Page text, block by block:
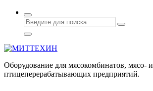
Оборудование для мясокомбинатов, мясо- и
птицеперерабатывающих предприятий.